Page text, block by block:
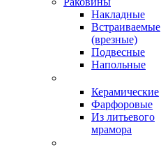
Накладные
Встраиваемые
(врезные)
Подвесные
Напольные
Керамические
Фарфоровые
Из литьевого
мрамора